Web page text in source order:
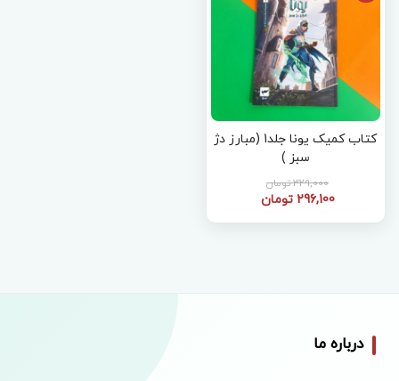
کتاب کمیک یونا جلد1 (مبارز دژ
سبز )
329,000 تومان
296,100 تومان
درباره ما